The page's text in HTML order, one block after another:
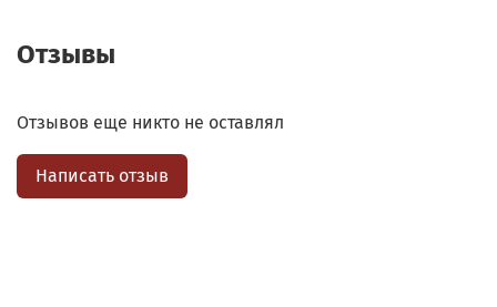
Отзывы
Отзывов еще никто не оставлял
Написать отзыв